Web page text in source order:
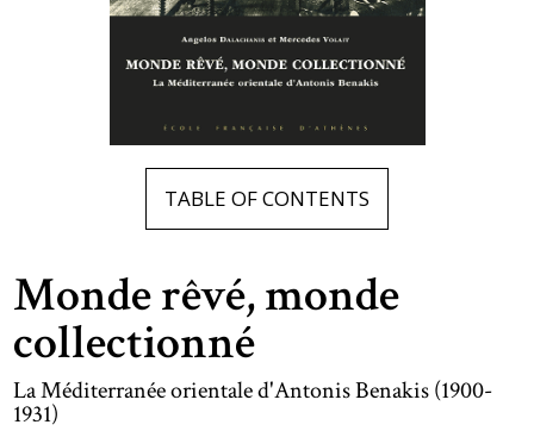
TABLE OF CONTENTS
Monde rêvé, monde
collectionné
La Méditerranée orientale d'Antonis Benakis (1900-
1931)